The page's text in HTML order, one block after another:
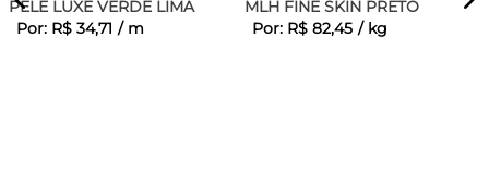
PELE LUXE VERDE LIMA
Por: R$ 34,71 / m
MLH FINE SKIN PRETO
Por: R$ 82,45 / kg